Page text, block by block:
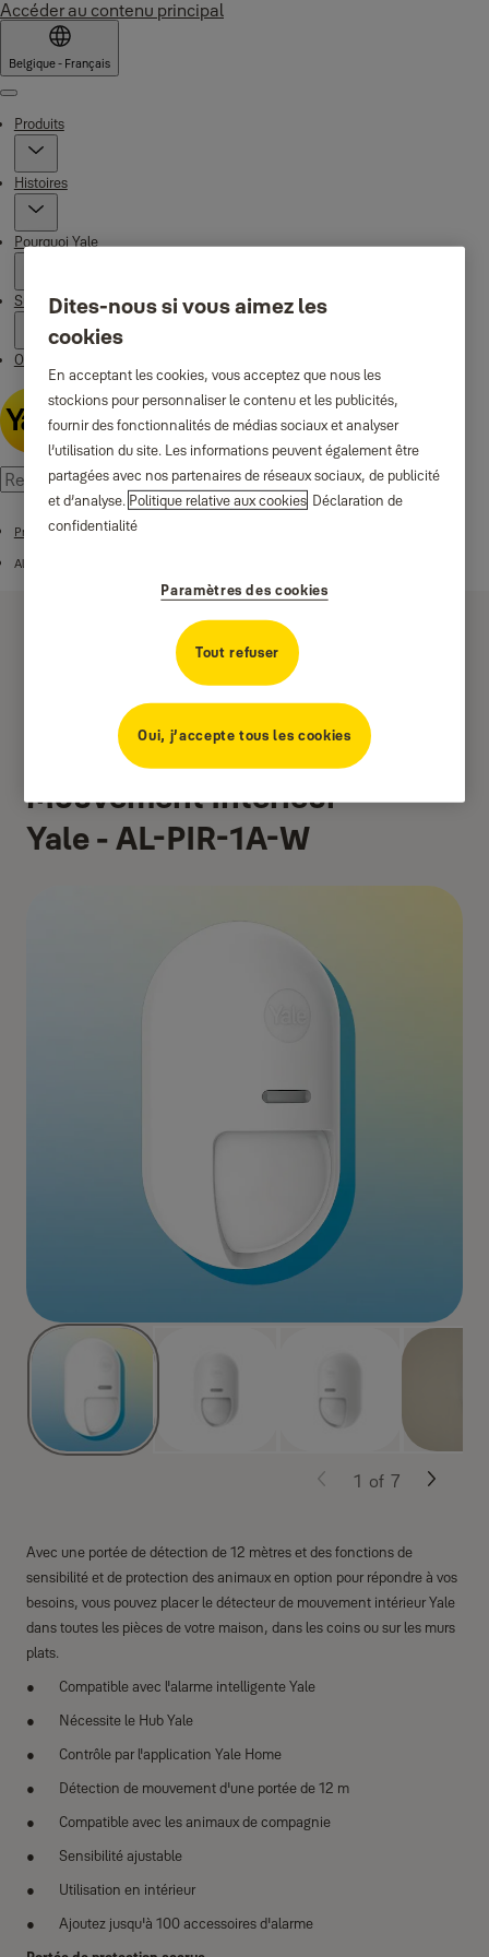
Accéder au contenu principal
Belgique - Français
Menu
Produits
Histoires
Pourquoi Yale
Support
Où acheter
Produits
Alarmes
Détecteur de
Mouvement Intérieur
Yale - AL-PIR-1A-W
Avec une portée de détection de 12 mètres et des fonctions de
sensibilité et de protection des animaux en option pour répondre à vos
besoins, vous pouvez placer le détecteur de mouvement intérieur Yale
dans toutes les pièces de votre maison, dans les coins ou sur les murs
plats.
Compatible avec l'alarme intelligente Yale
Nécessite le Hub Yale
Contrôle par l'application Yale Home
Détection de mouvement d'une portée de 12 m
Compatible avec les animaux de compagnie
Sensibilité ajustable
Utilisation en intérieur
Ajoutez jusqu'à 100 accessoires d'alarme
1 of 7
Dites-nous si vous aimez les
cookies
En acceptant les cookies, vous acceptez que nous les
stockions pour personnaliser le contenu et les publicités,
fournir des fonctionnalités de médias sociaux et analyser
l’utilisation du site. Les informations peuvent également être
partagées avec nos partenaires de réseaux sociaux, de publicité
et d’analyse. Politique relative aux cookies Déclaration de
confidentialité
Paramètres des cookies
Tout refuser
Oui, j’accepte tous les cookies